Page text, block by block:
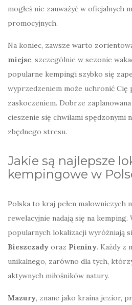
mogłeś nie zauważyć w oficjalnych
promocyjnych.
Na koniec, zawsze warto
miejsc, szczególnie w sezonie
popularne kempingi szybko się
wyprzedzeniem może uchronić
zaskoczeniem. Dobrze
cieszenie się chwilami spędzonymi
zbędnego stresu.
Jakie są najlepsze
kempingowe w
Polska to kraj pełen malowniczych
rewelacyjnie nadają się na kemping.
popularnych lokalizacji wyróżniają
Bieszczady oraz Pieniny. Każdy z
unikalnego, zarówno dla tych,
aktywnych miłośników natury.
Mazury, znane jako kraina jezior,